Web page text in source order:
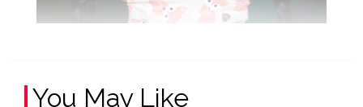
You May Like